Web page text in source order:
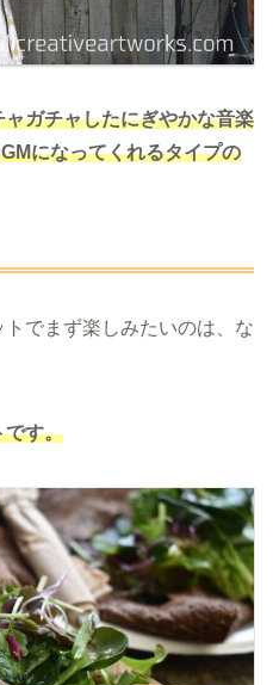
ャガチャしたにぎやかな音楽
になってくれるタイプの
でまず楽しみたいのは、な
です。